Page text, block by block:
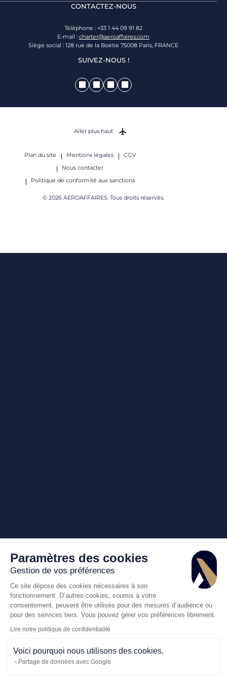
CONTACTEZ-NOUS
Téléphone : +33 1 44 09 91 82
E-mail : charter@aeroaffaires.com
Siège social : 128 rue de la Boétie 75008 Paris, FRANCE
SUIVEZ-NOUS !
Plan du site Mentions légales
CGV
Nous contacter
Politique de conformité aux sanctions
© 2026 AEROAFFAIRES. Tous droits réservés.
Aller plus haut
Paramètres des cookies
Gestion de vos préférences
Ce site dépose des cookies nécessaires à son
fonctionnement. D’autres cookies, soumis à votre
consentement, peuvent être utilisés pour des mesures d’audience ou
pour des services tiers. Vous pouvez gérer vos préférences librement.
Lire notre politique de confidentialité
Voici pourquoi nous utilisons des cookies.
Partage de données avec Google